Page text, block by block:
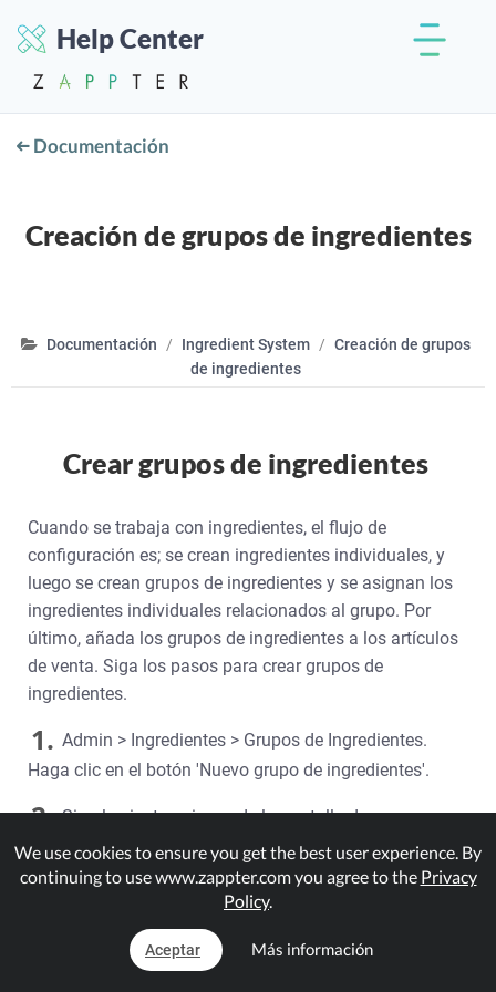
Help Center
Documentación
Creación de grupos de ingredientes
Documentación Ingredient System
Creación de grupos
de ingredientes
Crear grupos de ingredientes
Cuando se trabaja con ingredientes, el flujo de
configuración es; se crean ingredientes individuales, y
luego se crean grupos de ingredientes y se asignan los
ingredientes individuales relacionados al grupo. Por
último, añada los grupos de ingredientes a los artículos
de venta. Siga los pasos para crear grupos de
ingredientes.
1. Admin > Ingredientes > Grupos de Ingredientes.
Haga clic en el botón 'Nuevo grupo de ingredientes'.
2.Siga las instrucciones de la pantalla de
configuración.
General
: Dale un nombre al Grupo de Ingredientes,
obtendrá una lista de Ingredientes, haga clic en el
que desea añadir a este grupo, y luego haga clic
We use cookies to ensure you get the best user experience. By
continuing to use www.zappter.com you agree to the Privacy
Policy.
Aceptar Más información